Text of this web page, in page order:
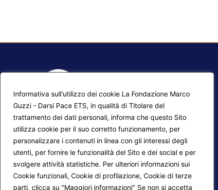
Informativa sull'utilizzo dei cookie La Fondazione Marco
Guzzi - Darsi Pace ETS, in qualità di Titolare del
trattamento dei dati personali, informa che questo Sito
utilizza cookie per il suo corretto funzionamento, per
personalizzare i contenuti in linea con gli interessi degli
utenti, per fornire le funzionalità del Sito e dei social e per
svolgere attività statistiche. Per ulteriori informazioni sui
Cookie funzionali, Cookie di profilazione, Cookie di terze
parti, clicca su "Maggiori informazioni" Se non si accetta
Mappa del sito
Progetti Darsi Pace
Calendario corsi
Privacy Policy